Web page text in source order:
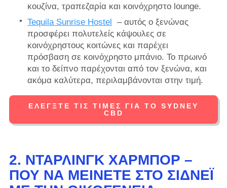
κουζίνα, τραπεζαρία και κοινόχρηστο lounge.
Tequila Sunrise Hostel – αυτός ο ξενώνας
προσφέρει πολυτελείς κάψουλες σε
κοινόχρηστους κοιτώνες και παρέχει
πρόσβαση σε κοινόχρηστο μπάνιο. Το πρωινό
και το δείπνο παρέχονται από τον ξενώνα, και
ακόμα καλύτερα, περιλαμβάνονται στην τιμή.
ΕΛΈΓΞΤΕ ΤΙΣ ΤΙΜΈΣ ΓΙΑ ΤΟ SYDNEY
CBD
2. ΝΤΆΡΛΙΝΓΚ ΧΆΡΜΠΟΡ –
ΠΟΎ ΝΑ ΜΕΊΝΕΤΕ ΣΤΟ ΣΊΔΝΕΪ